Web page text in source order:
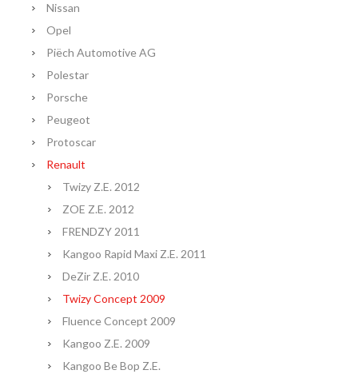
Nissan
Opel
Piëch Automotive AG
Polestar
Porsche
Peugeot
Protoscar
Renault
Twizy Z.E. 2012
ZOE Z.E. 2012
FRENDZY 2011
Kangoo Rapid Maxi Z.E. 2011
DeZir Z.E. 2010
Twizy Concept 2009
Fluence Concept 2009
Kangoo Z.E. 2009
Kangoo Be Bop Z.E.